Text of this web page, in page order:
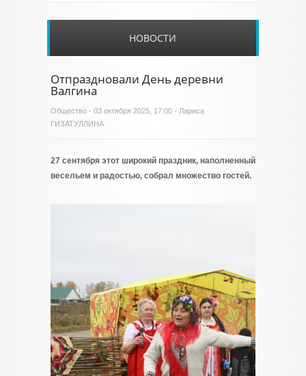
НОВОСТИ
Отпраздновали День деревни
Валгина
Общество - 03 октября 2025, 17:00 - Лариса
ГИЗАТУЛЛИНА
27 сентября этот широкий праздник, наполненный
весельем и радостью, собрал множество гостей.